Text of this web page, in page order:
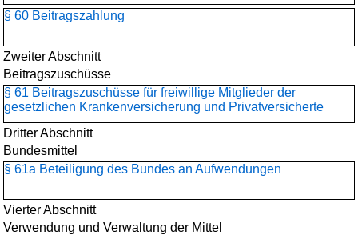
§ 60 Beitragszahlung
Zweiter Abschnitt
Beitragszuschüsse
§ 61 Beitragszuschüsse für freiwillige Mitglieder der
gesetzlichen Krankenversicherung und Privatversicherte
Dritter Abschnitt
Bundesmittel
§ 61a Beteiligung des Bundes an Aufwendungen
Vierter Abschnitt
Verwendung und Verwaltung der Mittel